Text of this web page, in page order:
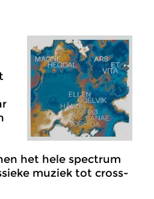
het hele spectrum
muziek tot cross-